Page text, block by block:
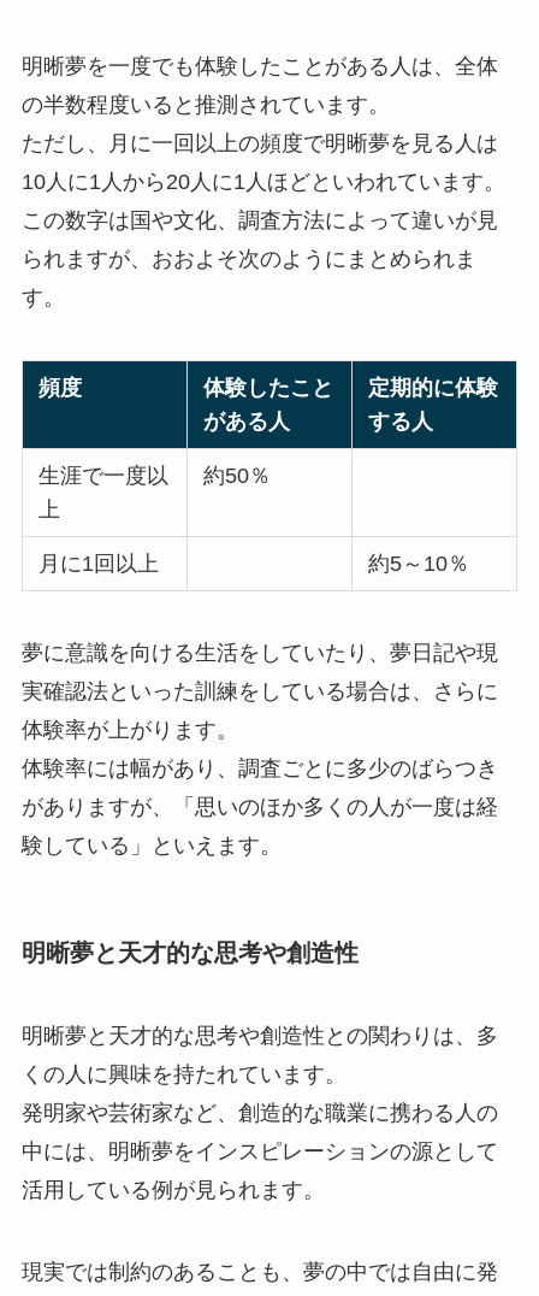
明晰夢を一度でも体験したことがある人は、全体
の半数程度いると推測されています。
ただし、月に一回以上の頻度で明晰夢を見る人は
10人に1人から20人に1人ほどといわれています。
この数字は国や文化、調査方法によって違いが見
られますが、おおよそ次のようにまとめられま
す。
頻度
体験したこと
がある人
定期的に体験
する人
生涯で一度以
上
約50％
月に1回以上 約5～10％
夢に意識を向ける生活をしていたり、夢日記や現
実確認法といった訓練をしている場合は、さらに
体験率が上がります。
体験率には幅があり、調査ごとに多少のばらつき
がありますが、「思いのほか多くの人が一度は経
験している」といえます。
明晰夢と天才的な思考や創造性
明晰夢と天才的な思考や創造性との関わりは、多
くの人に興味を持たれています。
発明家や芸術家など、創造的な職業に携わる人の
中には、明晰夢をインスピレーションの源として
活用している例が見られます。
現実では制約のあることも、夢の中では自由に発